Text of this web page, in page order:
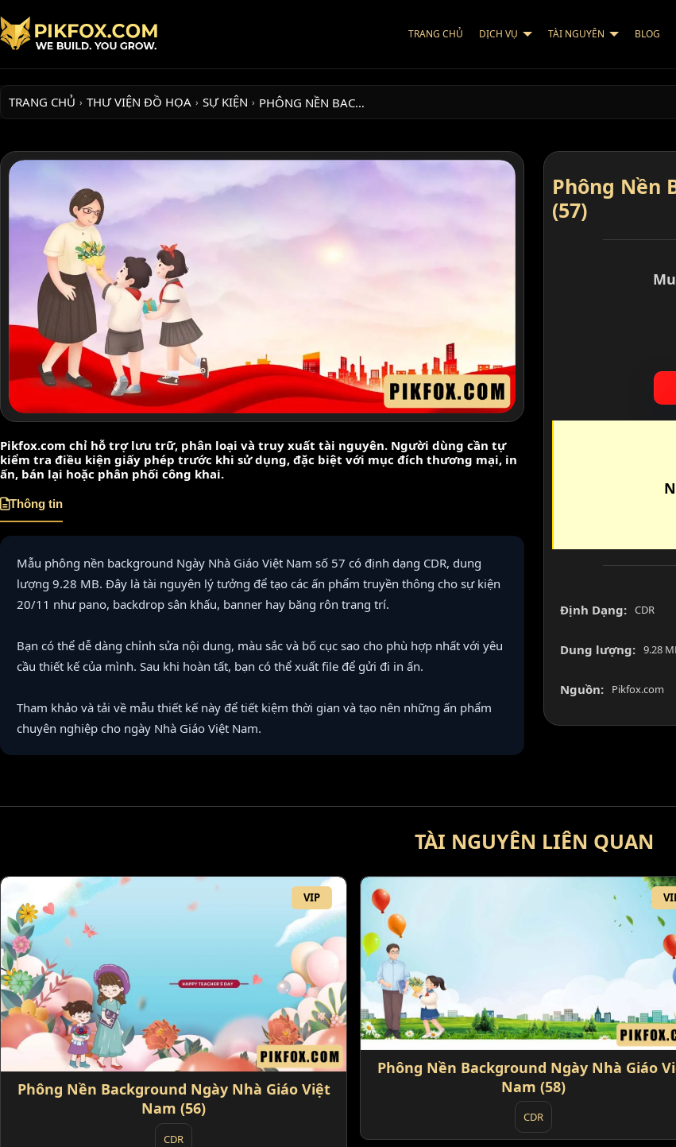
TRANG CHỦ DỊCH VỤ TÀI NGUYÊN BLOG
TRANG CHỦ › THƯ VIỆN ĐỒ HỌA › SỰ KIỆN › PHÔNG NỀN BAC…
Pikfox.com chỉ hỗ trợ lưu trữ, phân loại và truy xuất tài nguyên. Người dùng cần tự
kiểm tra điều kiện giấy phép trước khi sử dụng, đặc biệt với mục đích thương mại, in
ấn, bán lại hoặc phân phối công khai.
Thông tin
Mẫu phông nền background Ngày Nhà Giáo Việt Nam số 57 có định dạng CDR, dung
lượng 9.28 MB. Đây là tài nguyên lý tưởng để tạo các ấn phẩm truyền thông cho sự kiện
20/11 như pano, backdrop sân khấu, banner hay băng rôn trang trí.
Bạn có thể dễ dàng chỉnh sửa nội dung, màu sắc và bố cục sao cho phù hợp nhất với yêu
cầu thiết kế của mình. Sau khi hoàn tất, bạn có thể xuất file để gửi đi in ấn.
Tham khảo và tải về mẫu thiết kế này để tiết kiệm thời gian và tạo nên những ấn phẩm
chuyên nghiệp cho ngày Nhà Giáo Việt Nam.
Phông Nền
(57)
Định Dạng: CDR
Dung lượng: 9.28
Nguồn: Pikfox.com
TÀI NGUYÊN LIÊN QUAN
VIP
Phông Nền Background Ngày Nhà Giáo Việt
Nam (56)
CDR
Phông Nền Background Ngày Nhà Giáo
Nam (58)
CDR